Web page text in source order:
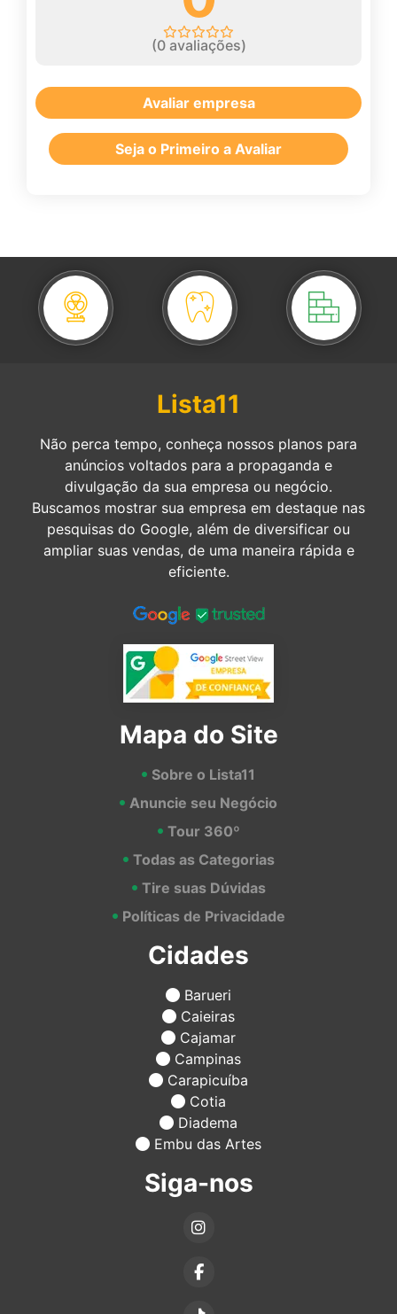
(0avaliações)
Avaliar empresa
Seja o Primeiro a Avaliar
Lista11
Não perca tempo, conheça nossos planos para
anúncios voltados para a propaganda e
divulgação da sua empresa ou negócio.
Buscamos mostrar sua empresa em destaque nas
pesquisas do Google, além de diversificar ou
ampliar suas vendas, de uma maneira rápida e
eficiente.
Mapa do Site
Sobre o Lista11
Anuncie seu Negócio
Tour 360º
Todas as Categorias
Tire suas Dúvidas
Políticas de Privacidade
Cidades
Barueri
Caieiras
Cajamar
Campinas
Carapicuíba
Cotia
Diadema
Embu das Artes
Siga-nos